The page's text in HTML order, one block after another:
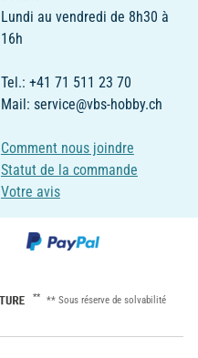
Lundi au vendredi de 8h30 à
16h
Tel.: +41 71 511 23 70
Mail: service@vbs-hobby.ch
Comment nous joindre
Statut de la commande
Votre avis
** ** Sous réserve de solvabilité